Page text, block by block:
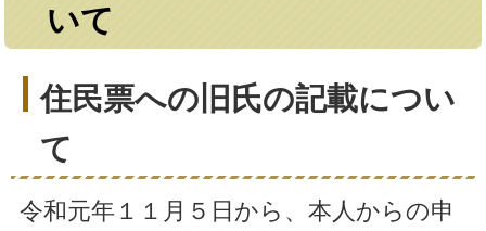
いて
住民票への旧氏の記載につい
て
令和元年１１月５日から、本人からの申